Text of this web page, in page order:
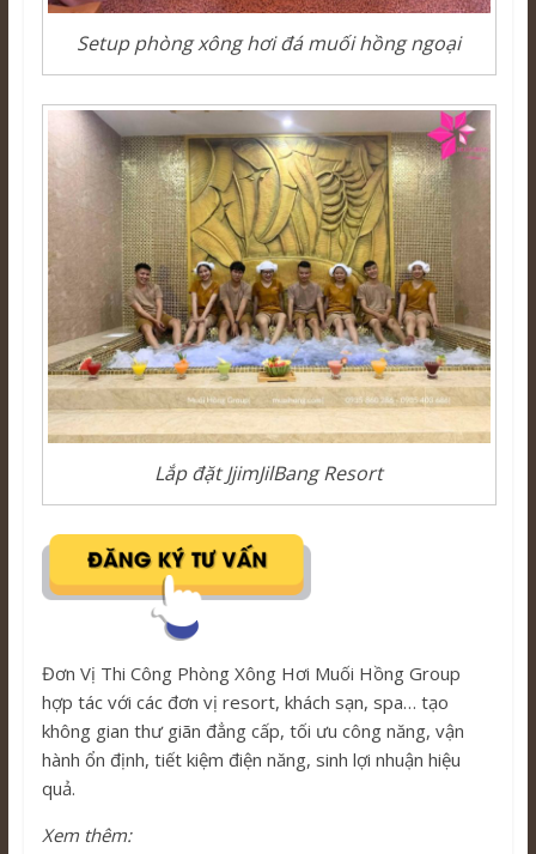
Setup phòng xông hơi đá muối hồng ngoại
Lắp đặt JjimJilBang Resort
Đơn Vị Thi Công Phòng Xông Hơi Muối Hồng Group
hợp tác với các đơn vị resort, khách sạn, spa… tạo
không gian thư giãn đẳng cấp, tối ưu công năng, vận
hành ổn định, tiết kiệm điện năng, sinh lợi nhuận hiệu
quả.
Xem thêm: